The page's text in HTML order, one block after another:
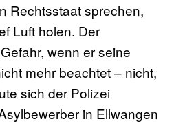
Rechtsstaat sprechen,
Luft holen. Der
wenn er seine
mehr beachtet – nicht,
sich der Polizei
in Ellwangen